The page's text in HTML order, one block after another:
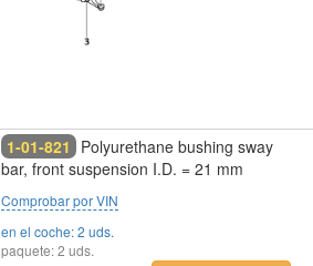
1-01-821 Polyurethane bushing sway
bar, front suspension I.D. = 21 mm
Comprobar por VIN
en el coche: 2 uds.
paquete: 2 uds.